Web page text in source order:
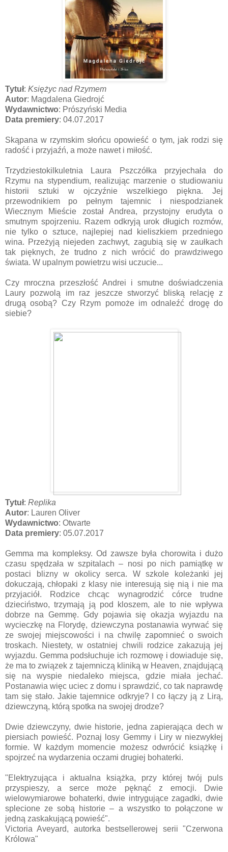
Tytuł: Księżyc nad Rzymem
Autor: Magdalena Giedrojć
Wydawnictwo: Prószyński Media
Data premiery: 04.07.2017
Skąpana w rzymskim słońcu opowieść o tym, jak rodzi się
radość i przyjaźń, a może nawet i miłość.
Trzydziestokilkuletnia Laura Pszczółka przyjechała do
Rzymu na stypendium, realizując marzenie o studiowaniu
historii sztuki w ojczyźnie wszelkiego piękna. Jej
przewodnikiem po pełnym tajemnic i niespodzianek
Wiecznym Mieście został Andrea, przystojny erudyta o
smutnym spojrzeniu. Razem odkryją urok długich rozmów,
nie tylko o sztuce, najlepiej nad kieliszkiem przedniego
wina. Przeżyją niejeden zachwyt, zagubią się w zaułkach
tak pięknych, że trudno z nich wrócić do prawdziwego
świata. W upalnym powietrzu wisi uczucie...
Czy mroczna przeszłość Andrei i smutne doświadczenia
Laury pozwolą im raz jeszcze stworzyć bliską relację z
drugą osobą? Czy Rzym pomoże im odnaleźć drogę do
siebie?
Tytuł: Replika
Autor: Lauren Oliver
Wydawnictwo: Otwarte
Data premiery: 05.07.2017
Gemma ma kompleksy. Od zawsze była chorowita i dużo
czasu spędzała w szpitalach – nosi po nich pamiątkę w
postaci blizny w okolicy serca. W szkole koleżanki jej
dokuczają, chłopaki z klasy nie interesują się nią i nie ma
przyjaciół. Rodzice chcąc wynagrodzić córce trudne
dzieciństwo, trzymają ją pod kloszem, ale to nie wpływa
dobrze na Gemmę. Gdy pojawia się okazja wyjazdu na
wycieczkę na Florydę, dziewczyna postanawia wyrwać się
ze swojej miejscowości i na chwilę zapomnieć o swoich
troskach. Niestety, w ostatniej chwili rodzice zakazują jej
wyjazdu. Gemma podsłuchuje ich rozmowę i dowiaduje się,
że ma to związek z tajemniczą kliniką w Heaven, znajdującą
się na wyspie niedaleko miejsca, gdzie miała jechać.
Postanawia więc uciec z domu i sprawdzić, co tak naprawdę
tam się stało. Jakie tajemnice odkryje? I co łączy ją z Lirą,
dziewczyną, którą spotka na swojej drodze?
Dwie dziewczyny, dwie historie, jedna zapierająca dech w
piersiach powieść. Poznaj losy Gemmy i Liry w niezwykłej
formie. W każdym momencie możesz odwrócić książkę i
spojrzeć na wydarzenia oczami drugiej bohaterki.
"Elektryzująca i aktualna książka, przy której twój puls
przyspieszy, a serce może pęknąć z emocji. Dwie
wielowymiarowe bohaterki, dwie intrygujące zagadki, dwie
splecione ze sobą historie – a wszystko to połączone w
jedną zaskakującą powieść".
Victoria Aveyard, autorka bestsellerowej serii "Czerwona
Królowa"